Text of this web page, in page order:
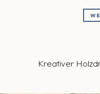
Kreativer